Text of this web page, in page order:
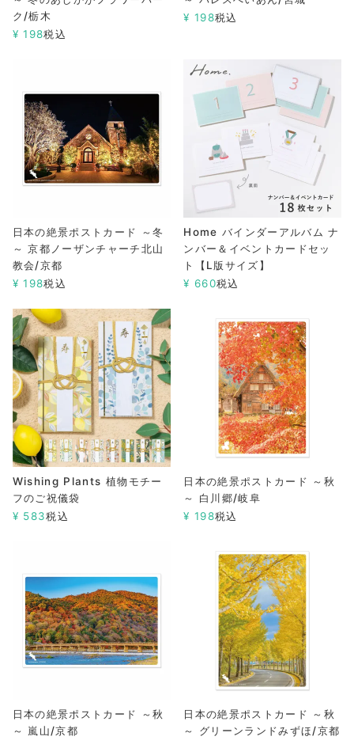
ク/栃木
¥ 198税込
¥ 198税込
日本の絶景ポストカード ～冬
～ 京都ノーザンチャーチ北山
教会/京都
¥ 198税込
Home バインダーアルバム ナ
ンバー＆イベントカードセッ
ト【L版サイズ】
¥ 660税込
Wishing Plants 植物モチー
フのご祝儀袋
¥ 583税込
日本の絶景ポストカード ～秋
～ 白川郷/岐阜
¥ 198税込
日本の絶景ポストカード ～秋
～ 嵐山/京都
日本の絶景ポストカード ～秋
～ グリーンランドみずほ/京都